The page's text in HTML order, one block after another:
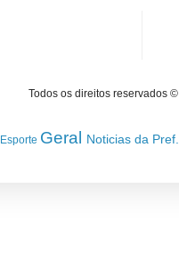
Todos os direitos reservados
Esporte Geral Noticias da